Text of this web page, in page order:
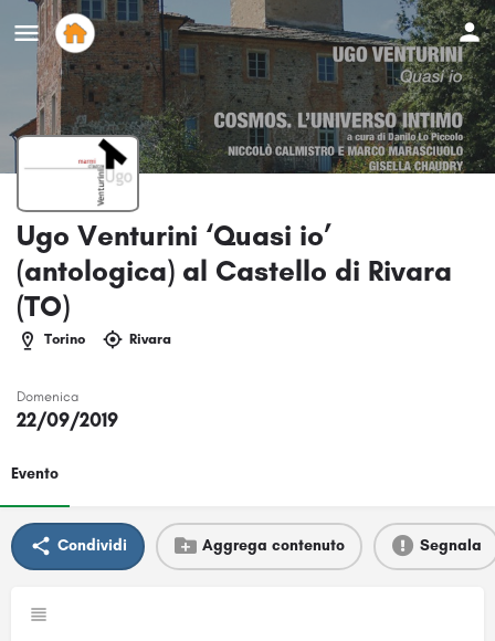
Ugo Venturini ‘Quasi io’
(antologica) al Castello di Rivara
(TO)
Torino Rivara
Domenica
22/09/2019
Evento
Condividi Aggrega contenuto Segnala